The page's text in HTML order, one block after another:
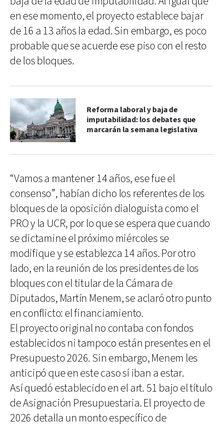
en ese momento, el proyecto establece bajar
de 16 a 13 años la edad. Sin embargo, es poco
probable que se acuerde ese piso con el resto
de los bloques.
Reforma laboral y baja de
imputabilidad: los debates que
marcarán la semana legislativa
“Vamos a mantener 14 años, ese fue el
consenso”, habían dicho los referentes de los
bloques de la oposición dialoguista como el
PRO y la UCR, por lo que se espera que cuando
se dictamine el próximo miércoles se
modifique y se establezca 14 años. Por otro
lado, en la reunión de los presidentes de los
bloques con el titular de la Cámara de
Diputados, Martín Menem, se aclaró otro punto
en conflicto: el financiamiento.
El proyecto original no contaba con fondos
establecidos ni tampoco están presentes en el
Presupuesto 2026. Sin embargo, Menem les
anticipó que en este caso sí iban a estar.
Así quedó establecido en el art. 51 bajo el título
de Asignación Presupuestaria. El proyecto de
2026 detalla un monto específico de